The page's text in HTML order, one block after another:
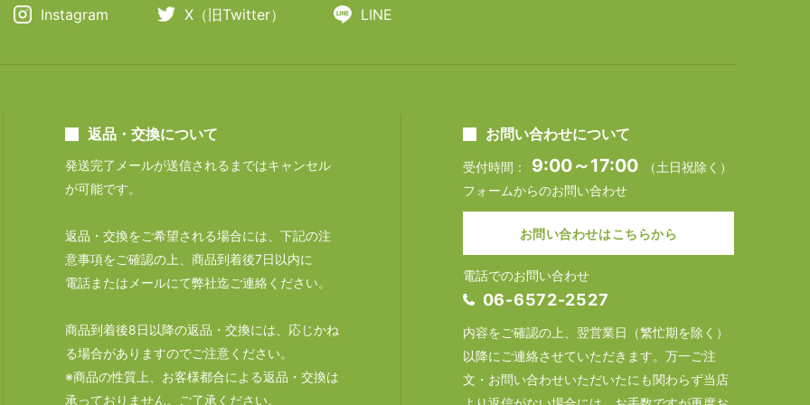
Instagram X（旧Twitter） LINE
返品・交換について
発送完了メールが送信されるまではキャンセル
が可能です。
返品・交換をご希望される場合には、下記の注
意事項をご確認の上、商品到着後7日以内に
電話またはメールにて弊社迄ご連絡ください。
商品到着後8日以降の返品・交換には、応じかね
る場合がありますのでご注意ください。
※商品の性質上、お客様都合による返品・交換は
承っておりません。ご了承ください。
お問い合わせについて
受付時間： 9:00～17:00
（土日祝除く）
フォームからのお問い合わせ
お問い合わせはこちらから
電話でのお問い合わせ
06-6572-2527
内容をご確認の上、翌営業日（繁忙期を除く）
以降にご連絡させていただきます。万一ご注
文・お問い合わせいただいたにも関わらず当店